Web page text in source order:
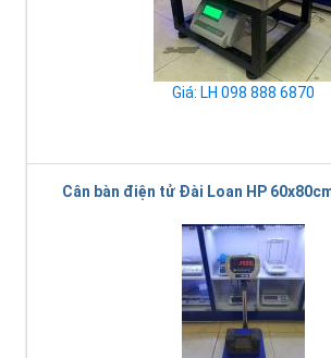
Giá: LH 098 888 6870
Cân bàn điện tử Đài Loan HP